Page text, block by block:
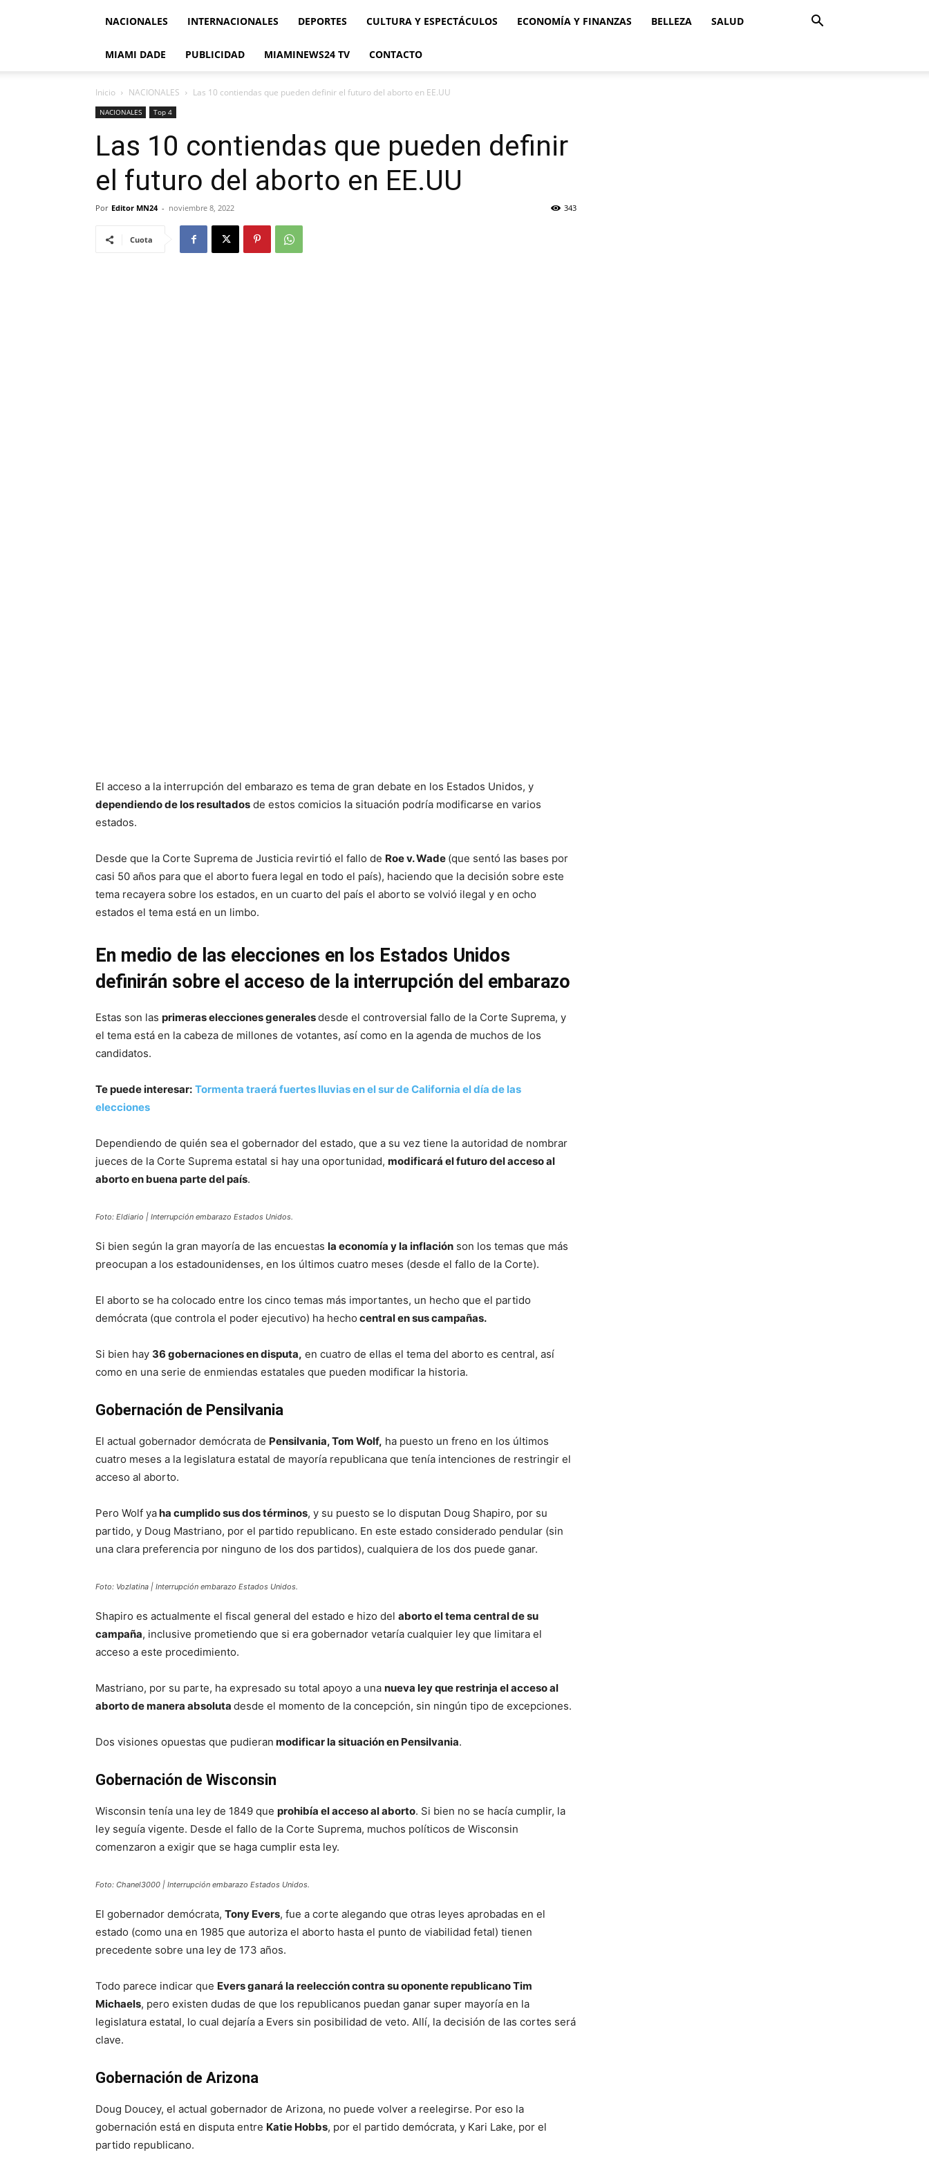
NACIONALES INTERNACIONALES DEPORTES CULTURA Y ESPECTÁCULOS ECONOMÍA Y FINANZAS BELLEZA SALUD
MIAMI DADE PUBLICIDAD MIAMINEWS24 TV CONTACTO
Inicio NACIONALES Las 10 contiendas que pueden definir el futuro del aborto en EE.UU
NACIONALES Top 4
Las 10 contiendas que pueden definir
el futuro del aborto en EE.UU
Por Editor MN24 - noviembre 8, 2022 343
Cuota
El acceso a la interrupción del embarazo es tema de gran debate en los Estados Unidos, y
dependiendo de los resultados de estos comicios la situación podría modificarse en varios
estados.
Desde que la Corte Suprema de Justicia revirtió el fallo de Roe v. Wade (que sentó las bases por
casi 50 años para que el aborto fuera legal en todo el país), haciendo que la decisión sobre este
tema recayera sobre los estados, en un cuarto del país el aborto se volvió ilegal y en ocho
estados el tema está en un limbo.
En medio de las elecciones en los Estados Unidos
definirán sobre el acceso de la interrupción del embarazo
Estas son las primeras elecciones generalesdesde el controversial fallo de la Corte Suprema, y
el tema está en la cabeza de millones de votantes, así como en la agenda de muchos de los
candidatos.
Te puede interesar: Tormenta traerá fuertes lluvias en el sur de California el día de las
elecciones
Dependiendo de quién sea el gobernador del estado, que a su vez tiene la autoridad de nombrar
jueces de la Corte Suprema estatal si hay una oportunidad, modificará el futuro del acceso al
aborto en buena parte del país.
Foto: Eldiario | Interrupción embarazo Estados Unidos.
Si bien según la gran mayoría de las encuestas la economía y la inflación son los temas que más
preocupan a los estadounidenses, en los últimos cuatro meses (desde el fallo de la Corte).
El aborto se ha colocado entre los cinco temas más importantes, un hecho que el partido
demócrata (que controla el poder ejecutivo) ha hecho central en sus campañas.
Si bien hay 36 gobernaciones en disputa, en cuatro de ellas el tema del aborto es central, así
como en una serie de enmiendas estatales que pueden modificar la historia.
Gobernación de Pensilvania
El actual gobernador demócrata de Pensilvania, Tom Wolf, ha puesto un freno en los últimos
cuatro meses a la legislatura estatal de mayoría republicana que tenía intenciones de restringir el
acceso al aborto.
Pero Wolf yaha cumplido sus dos términos, y su puesto se lo disputan Doug Shapiro, por su
partido, y Doug Mastriano, por el partido republicano. En este estado considerado pendular (sin
una clara preferencia por ninguno de los dos partidos), cualquiera de los dos puede ganar.
Foto: Vozlatina | Interrupción embarazo Estados Unidos.
Shapiro es actualmente el fiscal general del estado e hizo del aborto el tema central de su
campaña, inclusive prometiendo que si era gobernador vetaría cualquier ley que limitara el
acceso a este procedimiento.
Mastriano, por su parte, ha expresado su total apoyo a una nueva ley que restrinja el acceso al
aborto de manera absoluta desde el momento de la concepción, sin ningún tipo de excepciones.
Dos visiones opuestas que pudieran modificar la situación en Pensilvania.
Gobernación de Wisconsin
Wisconsin tenía una ley de 1849 que prohibía el acceso al aborto. Si bien no se hacía cumplir, la
ley seguía vigente. Desde el fallo de la Corte Suprema, muchos políticos de Wisconsin
comenzaron a exigir que se haga cumplir esta ley.
Foto: Chanel3000 | Interrupción embarazo Estados Unidos.
El gobernador demócrata, Tony Evers, fue a corte alegando que otras leyes aprobadas en el
estado (como una en 1985 que autoriza el aborto hasta el punto de viabilidad fetal) tienen
precedente sobre una ley de 173 años.
Todo parece indicar que Evers ganará la reelección contra su oponente republicano Tim
Michaels, pero existen dudas de que los republicanos puedan ganar super mayoría en la
legislatura estatal, lo cual dejaría a Evers sin posibilidad de veto. Allí, la decisión de las cortes será
clave.
Gobernación de Arizona
Doug Doucey, el actual gobernador de Arizona, no puede volver a reelegirse. Por eso la
gobernación está en disputa entre Katie Hobbs, por el partido demócrata, y Kari Lake, por el
partido republicano.